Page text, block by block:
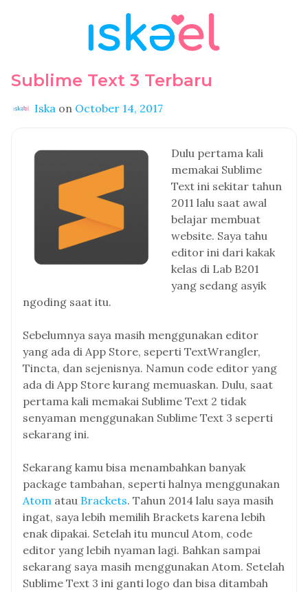
Sublime Text 3 Terbaru
Iska on October 14, 2017
Dulu pertama kali
memakai Sublime
Text ini sekitar tahun
2011 lalu saat awal
belajar membuat
website. Saya tahu
editor ini dari kakak
kelas di Lab B201
yang sedang asyik
ngoding saat itu.
Sebelumnya saya masih menggunakan editor
yang ada di App Store, seperti TextWrangler,
Tincta, dan sejenisnya. Namun code editor yang
ada di App Store kurang memuaskan. Dulu, saat
pertama kali memakai Sublime Text 2 tidak
senyaman menggunakan Sublime Text 3 seperti
sekarang ini.
Sekarang kamu bisa menambahkan banyak
package tambahan, seperti halnya menggunakan
Atom atau Brackets. Tahun 2014 lalu saya masih
ingat, saya lebih memilih Brackets karena lebih
enak dipakai. Setelah itu muncul Atom, code
editor yang lebih nyaman lagi. Bahkan sampai
sekarang saya masih menggunakan Atom. Setelah
Sublime Text 3 ini ganti logo dan bisa ditambah